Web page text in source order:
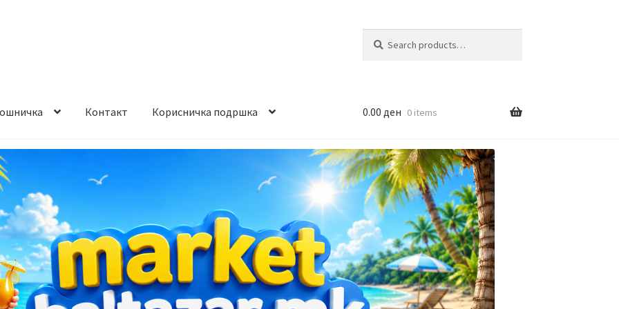
for:
Контакт Корисничка подршка
и начин на плаќање
на производ Услови за користење
0.00 ден 0 items